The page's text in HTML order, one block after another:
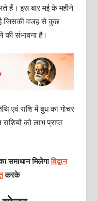
हैं। इस बार मई के महीने
है जिसकी वजह से कुछ
की संभावना है।
एवं राशि में बुध का गोचर
को लाभ प्राप्‍त
समाधान मिलेगाविद्वान
करके